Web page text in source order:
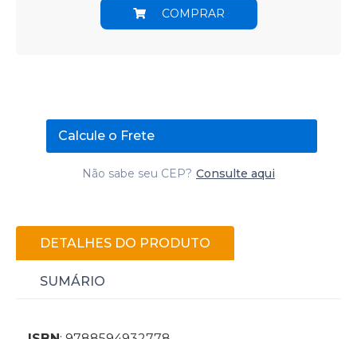
COMPRAR
Calcule o Frete
Não sabe seu CEP? Consulte aqui
DETALHES DO PRODUTO
SUMÁRIO